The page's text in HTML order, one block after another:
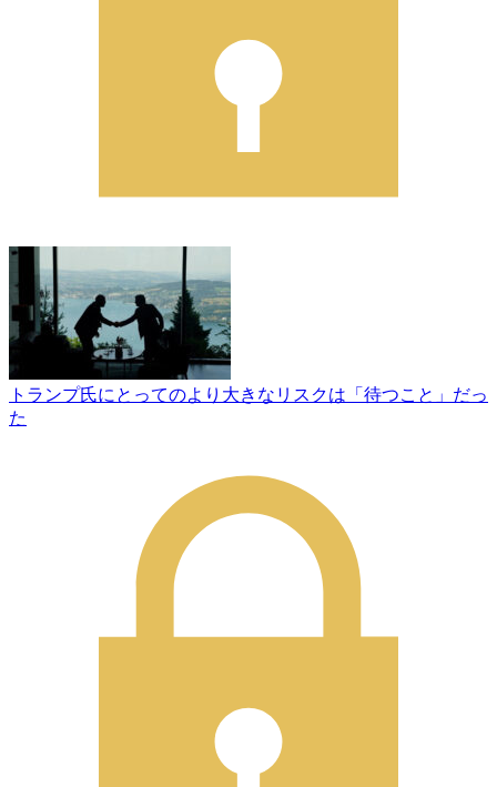
トランプ氏にとってのより大きなリスクは「待つこと」だっ
た